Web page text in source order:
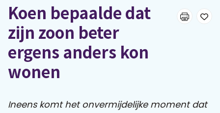
Leren & ontmoeten
Webinars
E-learnings
Themabijeenkomsten
Koen bepaalde dat
zijn zoon beter
ergens anders kon
wonen
Ineens komt het onvermijdelijke moment dat